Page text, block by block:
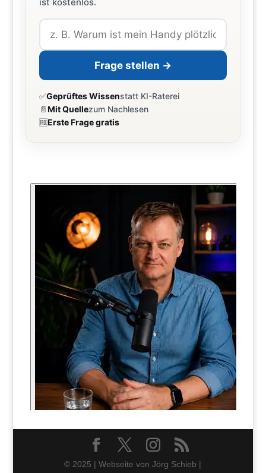
ist kostenlos.
Frage stellen →
✅Geprüftes Wissenstatt KI-Raterei
📄Mit Quellezum Nachlesen
🆓Erste Frage gratis
© 2025 | Webseite von Jörg Schieb |